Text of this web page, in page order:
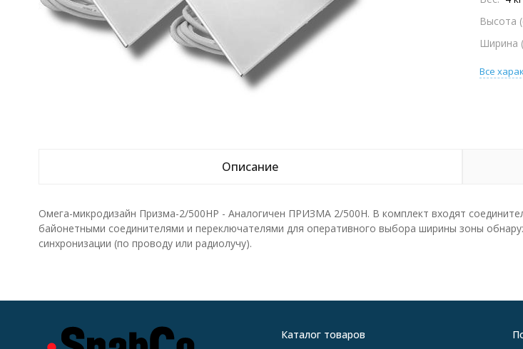
Высота
Ширина
Все
Описание
Омега-микродизайн Призма-2/500НР - Аналогичен ПРИЗМА 2/500Н. В комплект входят
байонетными соединителями и переключателями для оперативного выбора ширины зоны
синхронизации (по проводу или радиолучу).
Каталог товаров